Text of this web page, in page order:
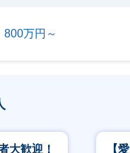
800万円～
大歓迎！ 【